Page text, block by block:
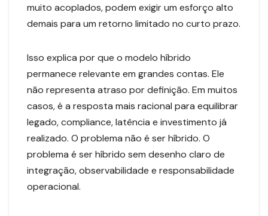
muito acoplados, podem exigir um esforço alto
demais para um retorno limitado no curto prazo.
Isso explica por que o modelo híbrido
permanece relevante em grandes contas. Ele
não representa atraso por definição. Em muitos
casos, é a resposta mais racional para equilibrar
legado, compliance, latência e investimento já
realizado. O problema não é ser híbrido. O
problema é ser híbrido sem desenho claro de
integração, observabilidade e responsabilidade
operacional.